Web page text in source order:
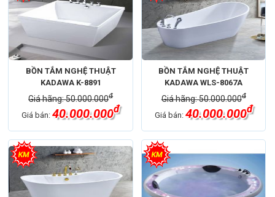
BỒN TẮM NGHỆ THUẬT
KADAWA K-8891
Giá hãng: 50.000.000đ
Giá bán:40.000.000đ
BỒN TẮM NGHỆ THUẬT
KADAWA WLS-8067A
Giá hãng: 50.000.000đ
Giá bán: 40.000.000đ